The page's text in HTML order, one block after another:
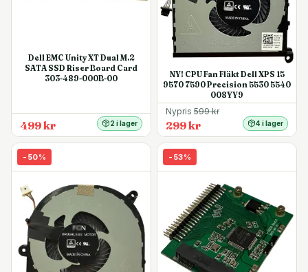
Dell EMC Unity XT Dual M.2
SATA SSD Riser Board Card
303-489-000B-00
499 kr 2 i lager
NY! CPU Fan Fläkt Dell XPS 15
9570 7590 Precision 5530 5540
008YY9
Nypris 599kr
299 kr 4 i lager
- 50% - 53%